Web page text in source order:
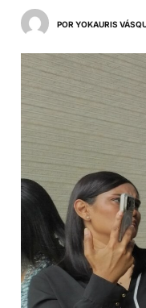
POR YOKAURIS